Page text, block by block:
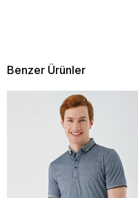
Benzer Ürünler